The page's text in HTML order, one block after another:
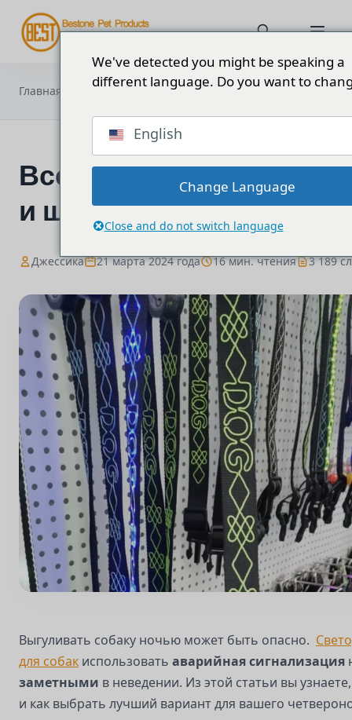
Главная Блог
Все о светодиодном ошейнике и
Все о светодиодном
и шлейке для собак
Джессика 21 марта 2024 года 16 мин. чтения 3 189
Выгуливать собаку ночью может быть опасно.
для собак использовать аварийная сигнализация
заметными в неведении. Из этой статьи вы
и как выбрать лучший вариант для вашего
We've detected you might be speaking a
different language. Do you want to
English
Change Language
Close and do not switch language